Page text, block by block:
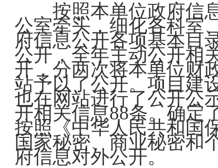
按照本单位政府信
公室牵头，细化各科室
府信息公开各项基本目
公开，全年主动公开相
开，分两次将本单位财
站予以了公开。项目建
也在网站进行了公开公
开相关信息88条。确定
按照《中华人民共和国
国家秘密、商业秘密和
府信息对外公开。